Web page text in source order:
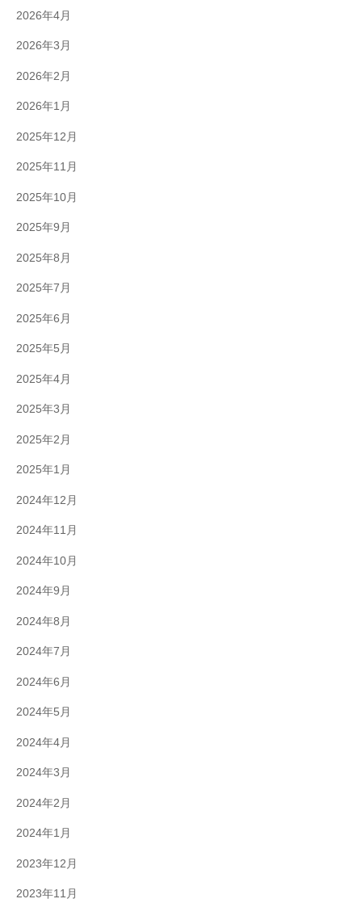
2026年4月
2026年3月
2026年2月
2026年1月
2025年12月
2025年11月
2025年10月
2025年9月
2025年8月
2025年7月
2025年6月
2025年5月
2025年4月
2025年3月
2025年2月
2025年1月
2024年12月
2024年11月
2024年10月
2024年9月
2024年8月
2024年7月
2024年6月
2024年5月
2024年4月
2024年3月
2024年2月
2024年1月
2023年12月
2023年11月